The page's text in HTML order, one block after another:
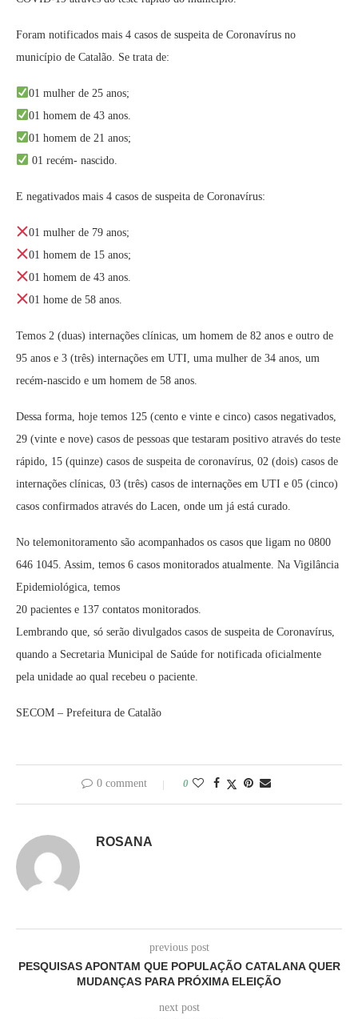
Foram notificados mais 4 casos de suspeita de Coronavírus no
município de Catalão. Se trata de:
01 mulher de 25 anos;
01 homem de 43 anos.
01 homem de 21 anos;
01 recém- nascido.
E negativados mais 4 casos de suspeita de Coronavírus:
01 mulher de 79 anos;
01 homem de 15 anos;
01 homem de 43 anos.
01 home de 58 anos.
Temos 2 (duas) internações clínicas, um homem de 82 anos e outro de
95 anos e 3 (três) internações em UTI, uma mulher de 34 anos, um
recém-nascido e um homem de 58 anos.
Dessa forma, hoje temos 125 (cento e vinte e cinco) casos negativados,
29 (vinte e nove) casos de pessoas que testaram positivo através do teste
rápido, 15 (quinze) casos de suspeita de coronavírus, 02 (dois) casos de
internações clínicas, 03 (três) casos de internações em UTI e 05 (cinco)
casos confirmados através do Lacen, onde um já está curado.
No telemonitoramento são acompanhados os casos que ligam no 0800
646 1045. Assim, temos 6 casos monitorados atualmente. Na Vigilância
Epidemiológica, temos
20 pacientes e 137 contatos monitorados.
Lembrando que, só serão divulgados casos de suspeita de Coronavírus,
quando a Secretaria Municipal de Saúde for notificada oficialmente
pela unidade ao qual recebeu o paciente.
SECOM – Prefeitura de Catalão
0 comment 0
ROSANA
previous post
PESQUISAS APONTAM QUE POPULAÇÃO CATALANA QUER
MUDANÇAS PARA PRÓXIMA ELEIÇÃO
next post